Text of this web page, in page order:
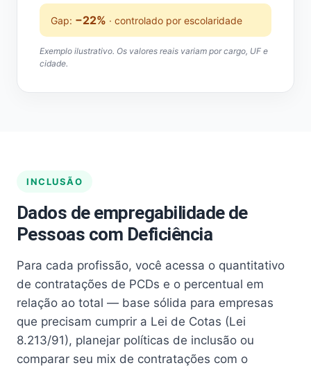
Gap: −22% · controlado por escolaridade
Exemplo ilustrativo. Os valores reais variam por cargo, UF e
cidade.
INCLUSÃO
Dados de empregabilidade de
Pessoas com Deficiência
Para cada profissão, você acessa o quantitativo
de contratações de PCDs e o percentual em
relação ao total — base sólida para empresas
que precisam cumprir a Lei de Cotas (Lei
8.213/91), planejar políticas de inclusão ou
comparar seu mix de contratações com o